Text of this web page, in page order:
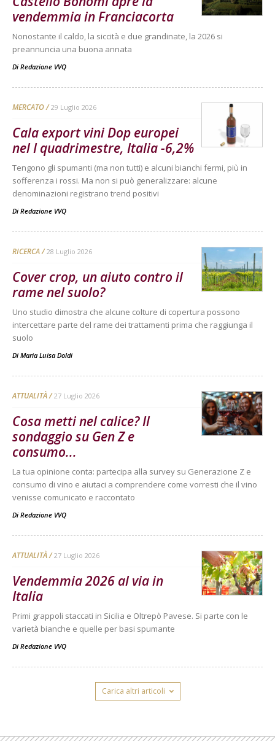
vendemmia in Franciacorta
Nonostante il caldo, la siccità e due grandinate, la 2026 si
preannuncia una buona annata
Di Redazione VVQ
MERCATO 29 Luglio 2026
Cala export vini Dop europei
nel I quadrimestre, Italia -6,2%
Tengono gli spumanti (ma non tutti) e alcuni bianchi fermi, più in
sofferenza i rossi. Ma non si può generalizzare: alcune
denominazioni registrano trend positivi
Di Redazione VVQ
RICERCA 28 Luglio 2026
Cover crop, un aiuto contro il
rame nel suolo?
Uno studio dimostra che alcune colture di copertura possono
intercettare parte del rame dei trattamenti prima che raggiunga il
suolo
Di Maria Luisa Doldi
ATTUALITÀ 27 Luglio 2026
Cosa metti nel calice? Il
sondaggio su Gen Z e
consumo...
La tua opinione conta: partecipa alla survey su Generazione Z e
consumo di vino e aiutaci a comprendere come vorresti che il vino
venisse comunicato e raccontato
Di Redazione VVQ
ATTUALITÀ 27 Luglio 2026
Vendemmia 2026 al via in
Italia
Primi grappoli staccati in Sicilia e Oltrepò Pavese. Si parte con le
varietà bianche e quelle per basi spumante
Di Redazione VVQ
Carica altri articoli